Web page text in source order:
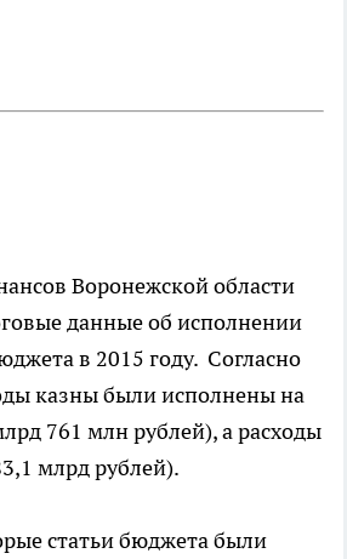
Воронежской области
данные об исполнении
в 2015 году. Согласно
казны были исполнены на
761 млн рублей), а расходы
млрд рублей).
статьи бюджета были